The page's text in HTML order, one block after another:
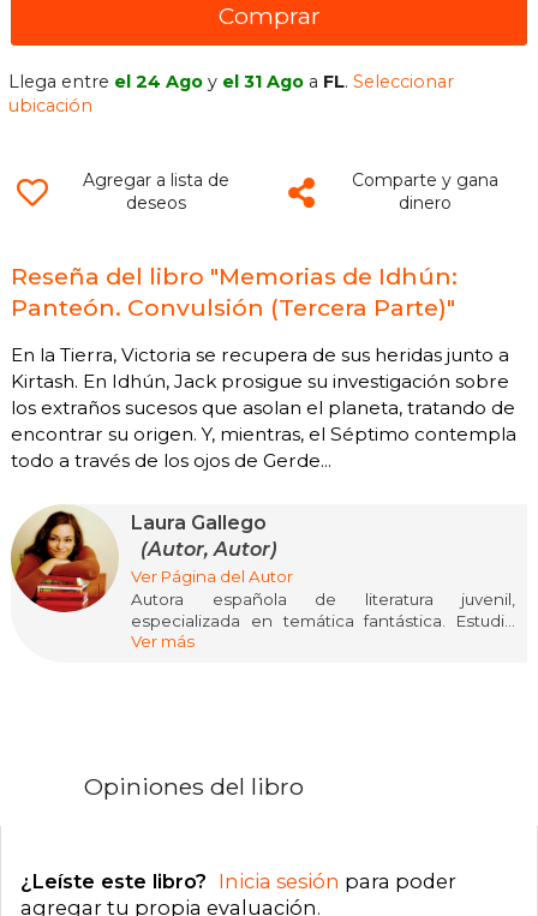
Comprar
Llega entre el 24 Ago y el 31 Ago a FL.Seleccionar
ubicación
Agregar a lista de
deseos
Comparte y gana
dinero
Reseña del libro "Memorias de Idhún:
Panteón. Convulsión (Tercera Parte)"
En la Tierra, Victoria se recupera de sus heridas junto a
Kirtash. En Idhún, Jack prosigue su investigación sobre
los extraños sucesos que asolan el planeta, tratando de
encontrar su origen. Y, mientras, el Séptimo contempla
todo a través de los ojos de Gerde...
Laura Gallego
(Autor, Autor)
Ver Página del Autor
Autora española de literatura juvenil,
especializada en temática fantástica. Estudió
Filología Hispánica en la Universidad de Valencia
infantiles, con más de un millón de ejemplares
obras más populares entre los jóvenes lectores
son Crónicas de la Torre, Dos velas para el
Ver más
Opiniones del libro
¿Leíste este libro? Inicia sesión para poder
agregar tu propia evaluación.